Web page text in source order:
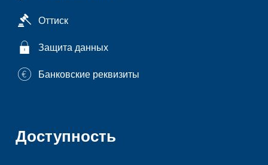
Оттиск
Защита данных
Банковские реквизиты
Доступность